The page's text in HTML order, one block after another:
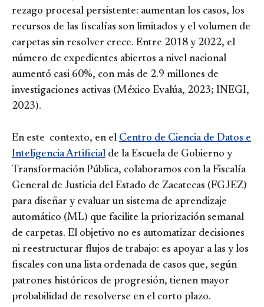
rezago procesal persistente: aumentan los casos, los
recursos de las fiscalías son limitados y el volumen de
carpetas sin resolver crece. Entre 2018 y 2022, el
número de expedientes abiertos a nivel nacional
aumentó casi 60%, con más de 2.9 millones de
investigaciones activas (México Evalúa, 2023; INEGI,
2023).
En este contexto, en el Centro de Ciencia de Datos e
Inteligencia Artificial de la Escuela de Gobierno y
Transformación Pública, colaboramos con la Fiscalía
General de Justicia del Estado de Zacatecas (FGJEZ)
para diseñar y evaluar un sistema de aprendizaje
automático (ML) que facilite la priorización semanal
de carpetas. El objetivo no es automatizar decisiones
ni reestructurar flujos de trabajo: es apoyar a las y los
fiscales con una lista ordenada de casos que, según
patrones históricos de progresión, tienen mayor
probabilidad de resolverse en el corto plazo.